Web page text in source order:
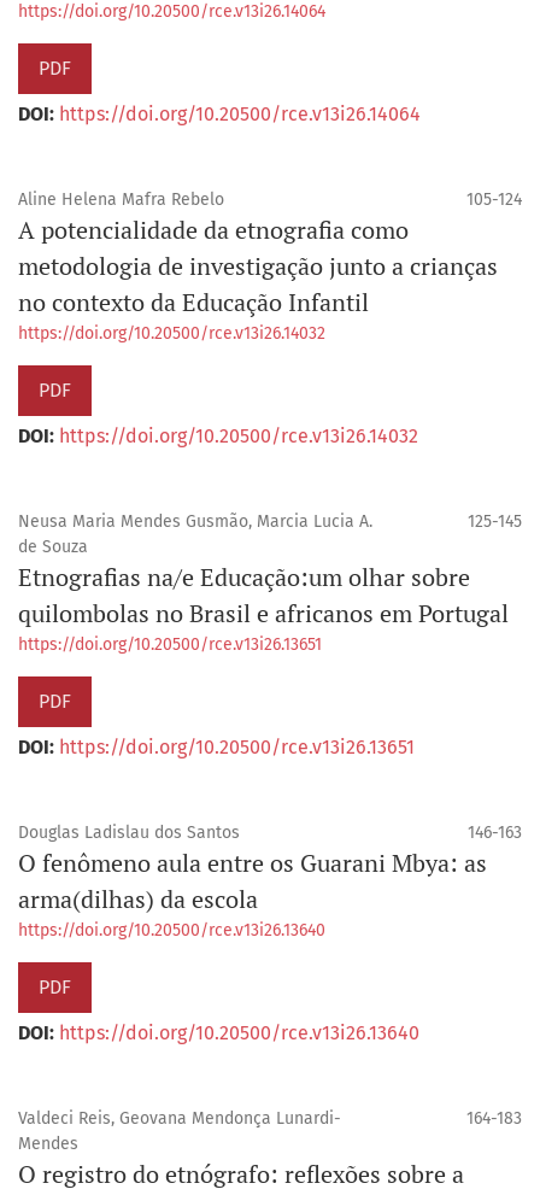
https://doi.org/10.20500/rce.v13i26.14064
PDF
DOI: https://doi.org/10.20500/rce.v13i26.14064
Aline Helena Mafra Rebelo 105-124
A potencialidade da etnografia como
metodologia de investigação junto a crianças
no contexto da Educação Infantil
https://doi.org/10.20500/rce.v13i26.14032
PDF
DOI: https://doi.org/10.20500/rce.v13i26.14032
Neusa Maria Mendes Gusmão, Marcia Lucia A.
de Souza
125-145
Etnografias na/e Educação:um olhar sobre
quilombolas no Brasil e africanos em Portugal
https://doi.org/10.20500/rce.v13i26.13651
PDF
DOI: https://doi.org/10.20500/rce.v13i26.13651
Douglas Ladislau dos Santos 146-163
O fenômeno aula entre os Guarani Mbya: as
arma(dilhas) da escola
https://doi.org/10.20500/rce.v13i26.13640
PDF
DOI: https://doi.org/10.20500/rce.v13i26.13640
Valdeci Reis, Geovana Mendonça Lunardi-
Mendes
164-183
O registro do etnógrafo: reflexões sobre a